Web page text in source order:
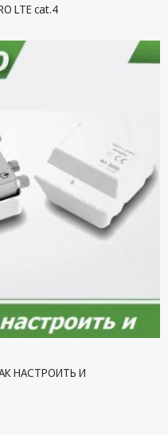
LTE cat.4
НАСТРОИТЬ И